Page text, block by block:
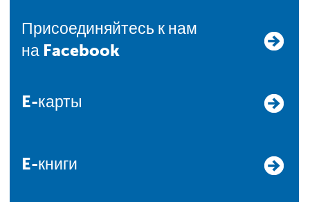
Присоединяйтесь к нам
на Facebook
E-карты
E-книги